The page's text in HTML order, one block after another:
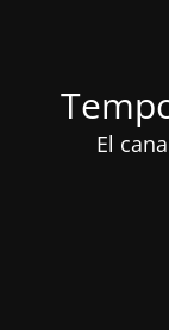
El